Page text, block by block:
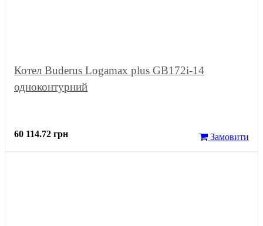
Котел Buderus Logamax plus GB172i-14
одноконтурний
60 114.72 грн Замовити